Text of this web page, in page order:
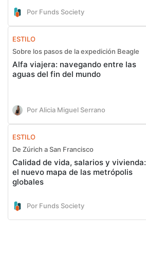
Por Funds Society
ESTILO
Sobre los pasos de la expedición Beagle
Alfa viajera: navegando entre las
aguas del fin del mundo
Por Alicia Miguel Serrano
ESTILO
De Zúrich a San Francisco
Calidad de vida, salarios y vivienda:
el nuevo mapa de las metrópolis
globales
Por Funds Society